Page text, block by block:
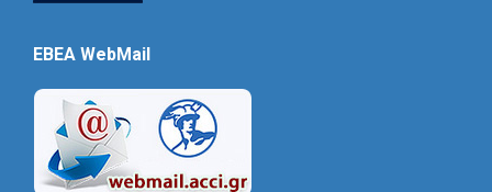
EBEA WebMail